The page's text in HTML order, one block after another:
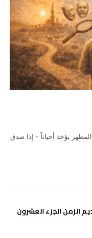
المظهر يؤخذ أحياناً – إذا صدق
الزمن الجزء العشرون